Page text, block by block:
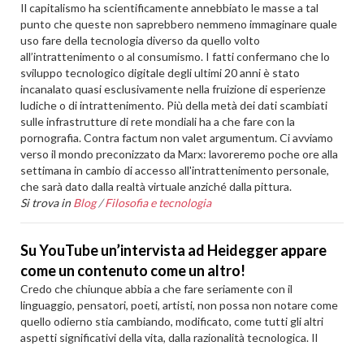
Il capitalismo ha scientificamente annebbiato le masse a tal
punto che queste non saprebbero nemmeno immaginare quale
uso fare della tecnologia diverso da quello volto
all’intrattenimento o al consumismo. I fatti confermano che lo
sviluppo tecnologico digitale degli ultimi 20 anni è stato
incanalato quasi esclusivamente nella fruizione di esperienze
ludiche o di intrattenimento. Più della metà dei dati scambiati
sulle infrastrutture di rete mondiali ha a che fare con la
pornografia. Contra factum non valet argumentum. Ci avviamo
verso il mondo preconizzato da Marx: lavoreremo poche ore alla
settimana in cambio di accesso all'intrattenimento personale,
che sarà dato dalla realtà virtuale anziché dalla pittura.
Si trova in Blog /Filosofia e tecnologia
Su YouTube un’intervista ad Heidegger appare
come un contenuto come un altro!
Credo che chiunque abbia a che fare seriamente con il
linguaggio, pensatori, poeti, artisti, non possa non notare come
quello odierno stia cambiando, modificato, come tutti gli altri
aspetti significativi della vita, dalla razionalità tecnologica. Il